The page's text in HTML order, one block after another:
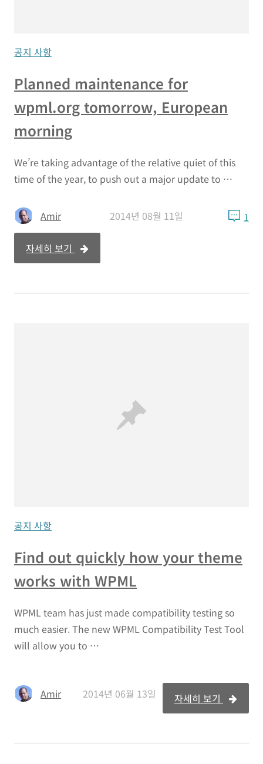
공지 사항
Planned maintenance for
wpml.org tomorrow, European
morning
We’re taking advantage of the relative quiet of this
time of the year, to push out a major update to …
Amir 2014년 08월 11일 1
자세히 보기
공지 사항
Find out quickly how your theme
works with WPML
WPML team has just made compatibility testing so
much easier. The new WPML Compatibility Test Tool
will allow you to …
Amir 2014년 06월 13일 자세히 보기